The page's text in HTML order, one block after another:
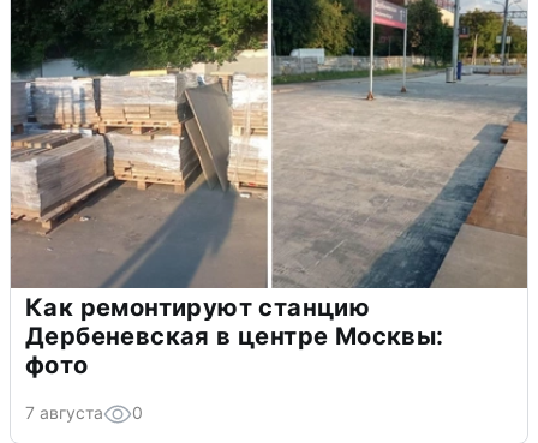
Как ремонтируют станцию
Дербеневская в центре Москвы:
фото
7 августа 0